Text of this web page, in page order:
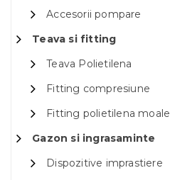
Accesorii pompare
Teava si fitting
Teava Polietilena
Fitting compresiune
Fitting polietilena moale
Gazon si ingrasaminte
Dispozitive imprastiere